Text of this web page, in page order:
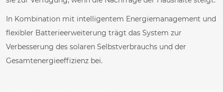
In Kombination mit intelligentem Energiemanagement und
flexibler Batterieerweiterung trägt das System zur
Verbesserung des solaren Selbstverbrauchs und der
Gesamtenergieeffizienz bei.